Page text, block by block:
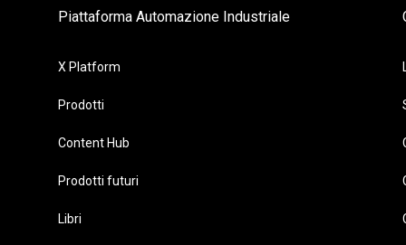
Piattaforma Automazione Industriale
X Platform
Prodotti
Content Hub
Prodotti futuri
Libri